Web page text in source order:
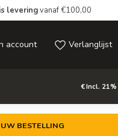
leveringvanaf €100,00
account Verlanglijst
€Incl.
BESTELLING